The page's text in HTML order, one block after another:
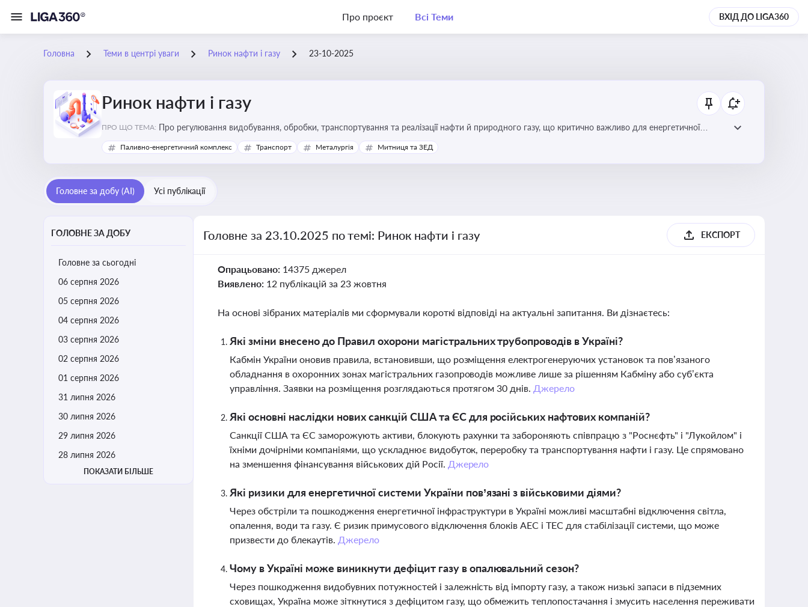
Про проєкт Всі Теми ВХІД ДО LIGA360
Головна Теми в центрі уваги Ринок нафти і газу 23-10-2025
Ринок нафти і газу
ПРО ЩО ТЕМА: Про регулювання видобування, обробки, транспортування та реалізації нафти й природного газу, що критично важливо для енергетичної
безпеки, інвестицій у галузь та дотримання ліцензійних умов діяльності
Паливно-енергетичний комплекс Транспорт Металургія Митниця та ЗЕД
Головне за добу (AI) Усі публікації
ГОЛОВНЕ ЗА ДОБУ
Головне за сьогодні
06 серпня 2026
05 серпня 2026
04 серпня 2026
03 серпня 2026
02 серпня 2026
01 серпня 2026
31 липня 2026
30 липня 2026
29 липня 2026
28 липня 2026
ПОКАЗАТИ БІЛЬШЕ
Головне за 23.10.2025 по темі: Ринок нафти і газу ЕКСПОРТ
Опрацьовано: 14375 джерел
Виявлено: 12 публікацій за 23 жовтня
На основі зібраних матеріалів ми сформували короткі відповіді на актуальні запитання. Ви дізнаєтесь:
Які зміни внесено до Правил охорони магістральних трубопроводів в Україні?
Кабмін України оновив правила, встановивши, що розміщення електрогенеруючих установок та пов’язаного
обладнання в охоронних зонах магістральних газопроводів можливе лише за рішенням Кабміну або суб’єкта
управління. Заявки на розміщення розглядаються протягом 30 днів. Джерело
Які основні наслідки нових санкцій США та ЄС для російських нафтових компаній?
Санкції США та ЄС заморожують активи, блокують рахунки та забороняють співпрацю з "Роснєфть" і "Лукойлом" і
їхніми дочірніми компаніями, що ускладнює видобуток, переробку та транспортування нафти і газу. Це спрямовано
на зменшення фінансування військових дій Росії. Джерело
Які ризики для енергетичної системи України пов’язані з військовими діями?
Через обстріли та пошкодження енергетичної інфраструктури в Україні можливі масштабні відключення світла,
опалення, води та газу. Є ризик примусового відключення блоків АЕС і ТЕС для стабілізації системи, що може
призвести до блекаутів. Джерело
Чому в Україні може виникнути дефіцит газу в опалювальний сезон?
Через пошкодження видобувних потужностей і залежність від імпорту газу, а також низькі запаси в підземних
сховищах, Україна може зіткнутися з дефіцитом газу, що обмежить теплопостачання і змусить населення переживати